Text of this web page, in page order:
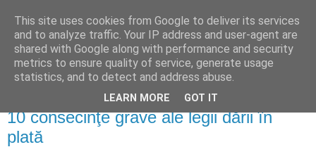
Reflecţii economice
blog de reflecţii, informaţii şi opinii economice
duminică, 29 noiembrie 2015
10 consecinţe grave ale legii dării în
plată
This site uses cookies from Google to deliver its services
and to analyze traffic. Your IP address and user-agent are
shared with Google along with performance and security
metrics to ensure quality of service, generate usage
statistics, and to detect and address abuse.
LEARN MORE GOT IT